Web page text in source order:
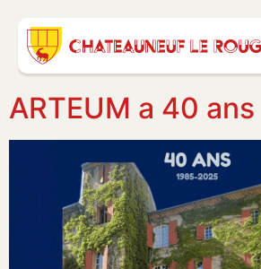
ARTEUM a 40 ans